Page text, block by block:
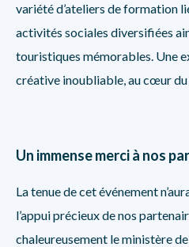
variété d’ateliers de formation
activités sociales diversifiées
touristiques mémorables. Une
créative inoubliable, au cœur
Un immense merci à nos
La tenue de cet événement
l’appui précieux de nos
chaleureusement le ministère